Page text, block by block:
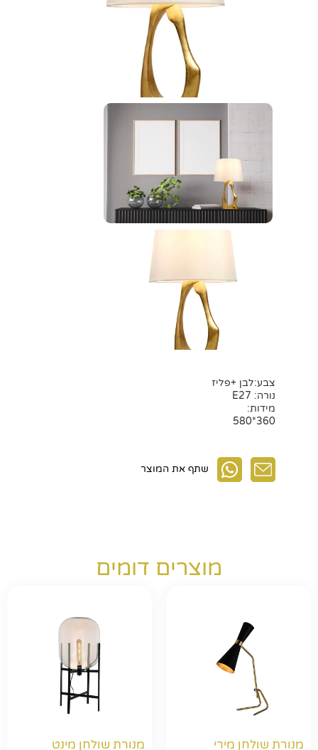
צבע:לבן +פליז
נורה: E27
מידות:
360*580
שתף את המוצר
מוצרים דומים
מנורת שולחן מירי מנורת שולחן מינט